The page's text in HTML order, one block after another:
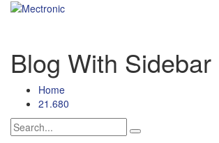
Blog With Sidebar
Home
21.680